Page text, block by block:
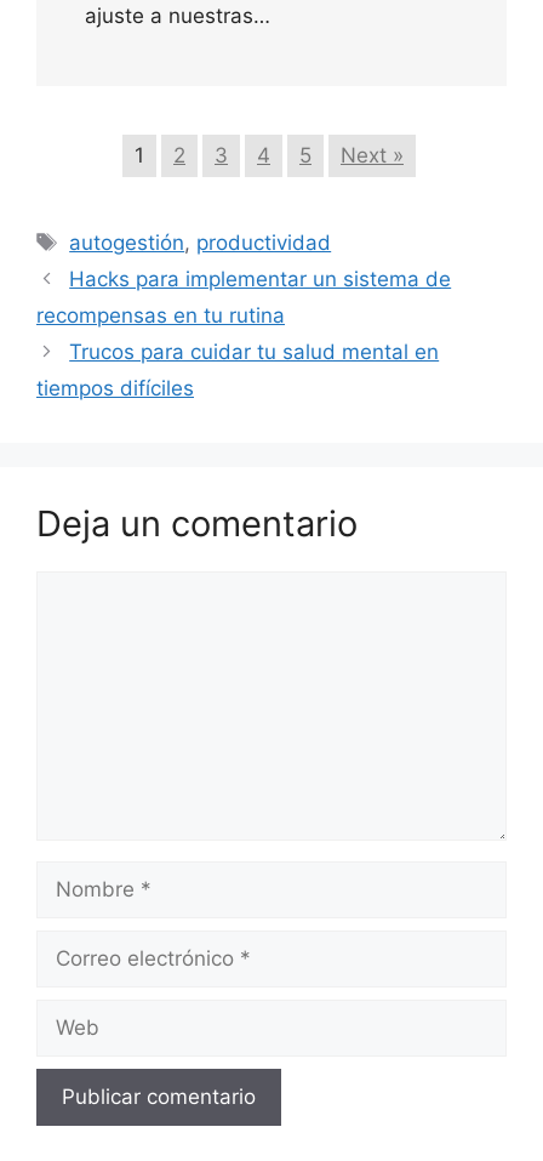
ajuste a nuestras…
1 2 3 4 5 Next »
Etiquetas
autogestión, productividad
Hacks para implementar un sistema de
recompensas en tu rutina
Trucos para cuidar tu salud mental en
tiempos difíciles
Deja un comentario
Nombre
Correo
Web